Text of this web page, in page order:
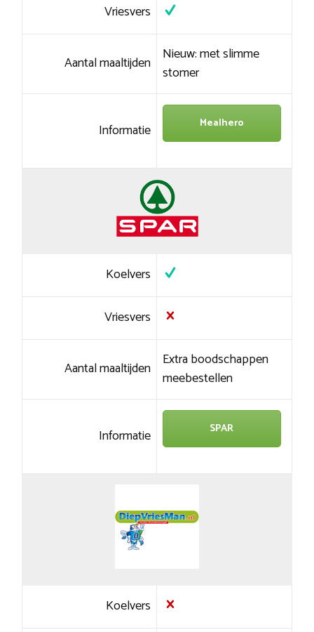
Vriesvers
Aantal maaltijden Nieuw: met slimme
stomer
Informatie Mealhero
Koelvers
Vriesvers
Aantal maaltijden Extra boodschappen
meebestellen
Informatie SPAR
Koelvers